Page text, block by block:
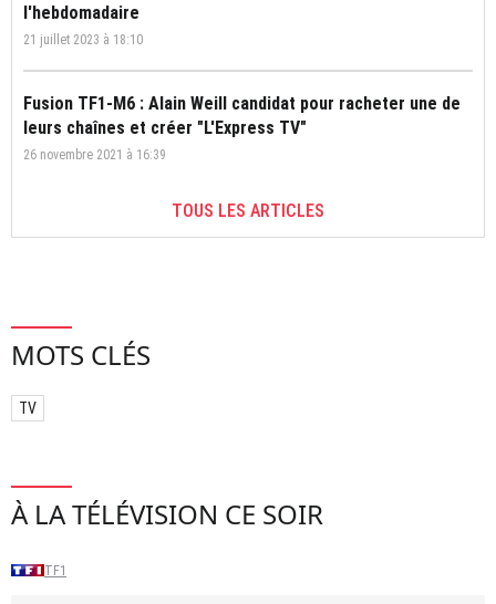
l'hebdomadaire
21 juillet 2023 à 18:10
Fusion TF1-M6 : Alain Weill candidat pour racheter une de
leurs chaînes et créer "L'Express TV"
26 novembre 2021 à 16:39
TOUS LES ARTICLES
MOTS CLÉS
TV
À LA TÉLÉVISION CE SOIR
TF1